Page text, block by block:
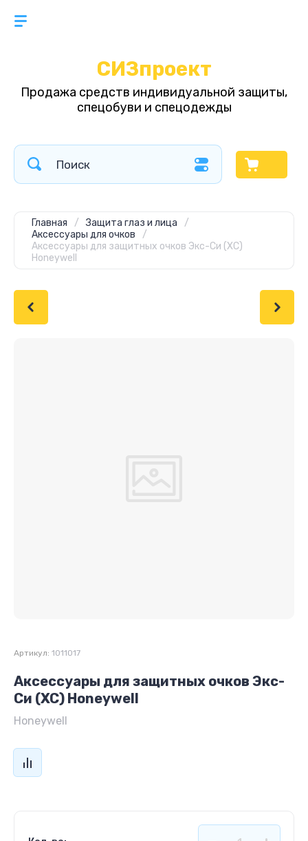
СИЗпроект
Продажа средств индивидуальной защиты,
спецобуви и спецодежды
Главная / Защита глаз и лица
/
Аксессуары для очков
/
Аксессуары для защитных очков Экс-Си (XC)
Honeywell
Артикул: 1011017
Аксессуары для защитных очков Экс-
Си (XC) Honeywell
Honeywell